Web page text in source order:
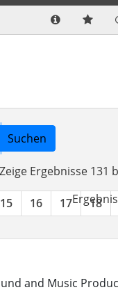
Suchen
Zeige Ergebnisse 131
15 16 17 18
and Music